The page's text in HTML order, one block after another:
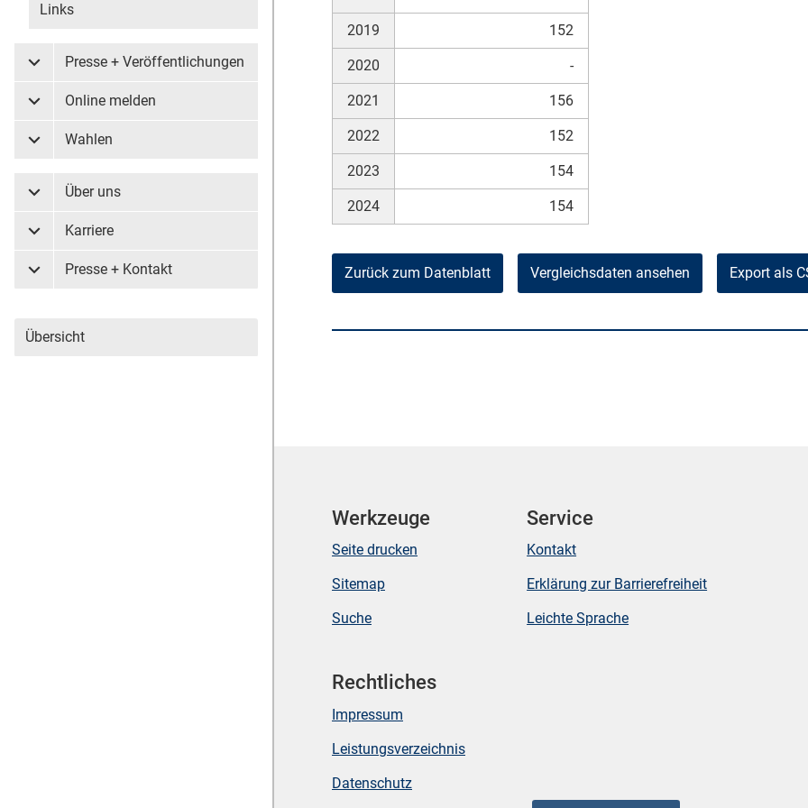
Links
Untermenü Presse + Veröffentlichungen
Presse + Veröffentlichungen
Untermenü Online melden
Online melden
Untermenü Wahlen
Wahlen
Untermenü Über uns
Über uns
Untermenü Karriere
Karriere
Untermenü Presse + Kontakt
Presse + Kontakt
Übersicht
2019 152
2020 -
2021 156
2022 152
2023 154
2024 154
Zurück zum Datenblatt Vergleichsdaten ansehen Export als
Werkzeuge
Seite drucken
Sitemap
Suche
Service
Kontakt
Erklärung zur Barrierefreiheit
Leichte Sprache
Rechtliches
Impressum
Leistungsverzeichnis
Datenschutz